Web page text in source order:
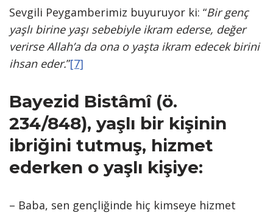
Sevgili Peygamberimiz buyuruyor ki: “Bir genç
yaşlı birine yaşı sebebiyle ikram ederse, değer
verirse Allah’a da ona o yaşta ikram edecek birini
ihsan eder.”[7]
Bayezid Bistâmî (ö.
234/848), yaşlı bir kişinin
ibriğini tutmuş, hizmet
ederken o yaşlı kişiye:
– Baba, sen gençliğinde hiç kimseye hizmet